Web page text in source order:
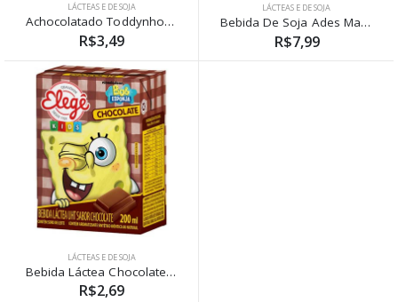
LÁCTEAS E DE SOJA
Achocolatado Toddynho 200ml
R$3,49
LÁCTEAS E DE SOJA
Bebida De Soja Ades Maçã 1L
R$7,99
LÁCTEAS E DE SOJA
Bebida Láctea Chocolate Elegê 200ml
R$2,69